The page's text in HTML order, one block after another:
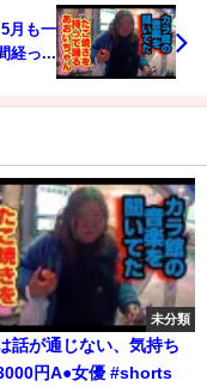
月も一
経っ...
未分類
話が通じない、気持ち
円A●女優 #shorts